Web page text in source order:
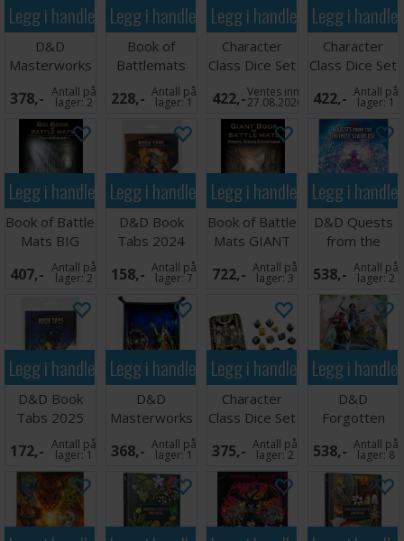
Legg i handlekurven
D&D
Masterworks
Dice Tray
Larry Elmore
378,- Antall på
lager:2
Legg i handlekurven
Book of
Battlemats
ADD-ON
Ruins
228,- Antall på
lager:1
Legg i handlekurven
Character
Class Dice Set
- Cleric
422,-Ventes inn
27.08.2026
Legg i
Character
Class Dice Set
- Game
Master
422,- Antall på
lager:1
Legg i handlekurven
Book of Battle
Mats BIG
Cells &
Shrines
407,- Antall på
lager:2
Legg i handlekurven
D&D Book
Tabs 2024
Players
Handbook
158,- Antall på
lager:7
Legg i handlekurven
Book of Battle
Mats GIANT
Streets/Sewers
722,- Antall på
lager:3
Legg i
D&D Quests
from the
Infinite
Staircase
538,- Antall på
lager:2
Legg i handlekurven
D&D Book
Tabs 2025
Monster
Manual
172,- Antall på
lager:1
Legg i handlekurven
D&D
Masterworks
Dice Tray Erol
Otus
368,- Antall på
lager:1
Legg i handlekurven
Character
Class Dice Set
- Paladin
375,- Antall på
lager:2
Legg i
D&D
Forgotten
Realms Player
Expansion
538,- Antall på
lager:8